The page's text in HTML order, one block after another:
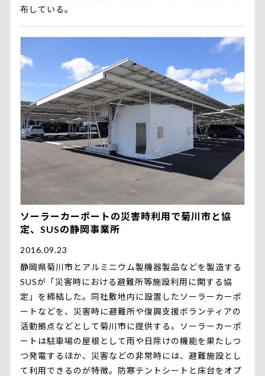
布している。
ソーラーカーポートの災害時利用で菊川市と協
定、SUSの静岡事業所
2016.09.23
静岡県菊川市とアルミニウム製機器製品などを製造する
SUSが「災害時における避難所等施設利用に関する協
定」を締結した。同社敷地内に設置したソーラーカーポ
ートなどを、災害時に避難所や復興支援ボランティアの
活動拠点などとして菊川市に提供する。ソーラーカーポ
ートは駐車場の屋根として雨や日除けの機能を果たしつ
つ発電するほか、災害などの非常時には、避難施設とし
て利用できるのが特徴。防寒テントシートと床台をオプ